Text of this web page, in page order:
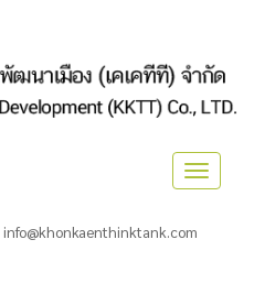
Toggle
info@khonkaenthinktank.com